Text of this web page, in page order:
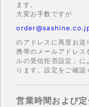
ます。
大変お手数ですが
のアドレスに再度お送
携帯のメールアドレス
ルの受信拒否設定」
ります。設定をご確認
営業時間および定